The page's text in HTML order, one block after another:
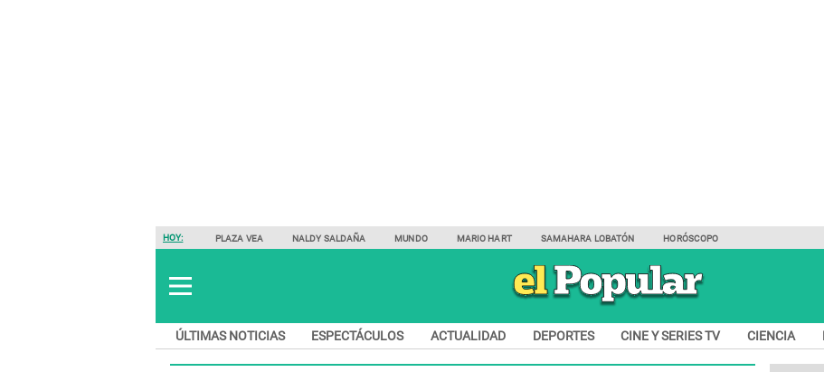
HOY: PLAZA VEA NALDY SALDAÑA MUNDO MARIO HART SAMAHARA LOBATÓN HORÓSCOPO
ÚLTIMAS NOTICIAS ESPECTÁCULOS ACTUALIDAD DEPORTES CINE Y SERIES TV CIENCIA